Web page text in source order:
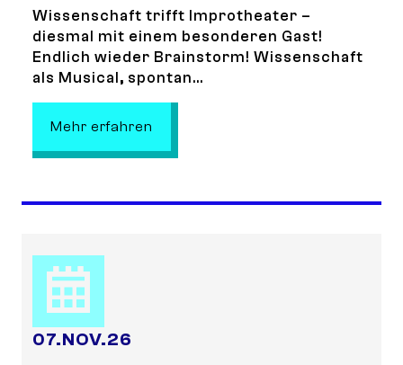
Wissenschaft trifft Improtheater –
diesmal mit einem besonderen Gast!
Endlich wieder Brainstorm! Wissenschaft
als Musical, spontan...
Mehr erfahren
07.NOV.26